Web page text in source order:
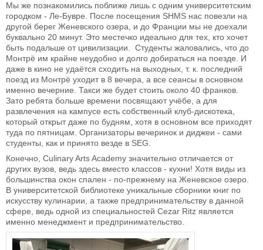
Мы же познакомились поближе лишь с одним университетским
городком - Ле-Бувре. После посещения SHMS нас повезли на
другой берег Женевского озера, и до Франции мы не доехали
буквально 20 минут. Это местечко идеально для тех, кто хочет
быть подальше от цивилизации. Студенты жаловались, что до
Монтрё им крайне неудобно и долго добираться на поезде. И
даже в кино не удаётся сходить на выходных, т. к. последний
поезд из Монтрё уходит в 8 вечера, а все сеансы в основном
именно вечерние. Такси же будет стоить около 40 франков.
Зато ребята больше времени посвящают учёбе, а для
развлечения на кампусе есть собственный клуб-дискотека,
который открыт даже по будням, хотя в основном все приходят
туда по пятницам. Организаторы вечеринок и диджеи - сами
студенты, как и принято везде в SEG.
Конечно, Culinary Arts Academy значительно отличается от
других вузов, ведь здесь вместо классов - кухни! Хотя виды из
большинства окон спален - по-прежнему на Женевское озеро.
В университетской библиотеке уникальные сборники книг по
искусству кулинарии, а также предпринимательству в данной
сфере, ведь одной из специальностей Cezar Ritz является
именно менеджмент и предпринимательство.